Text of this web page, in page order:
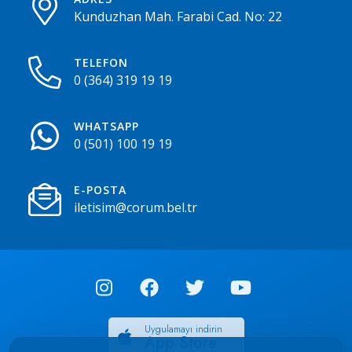
Kunduzhan Mah. Farabi Cad. No: 22
TELEFON
0 (364) 319 19 19
WHATSAPP
0 (501) 100 19 19
E-POSTA
iletisim@corum.bel.tr
Uygulamayı indirin
App Store